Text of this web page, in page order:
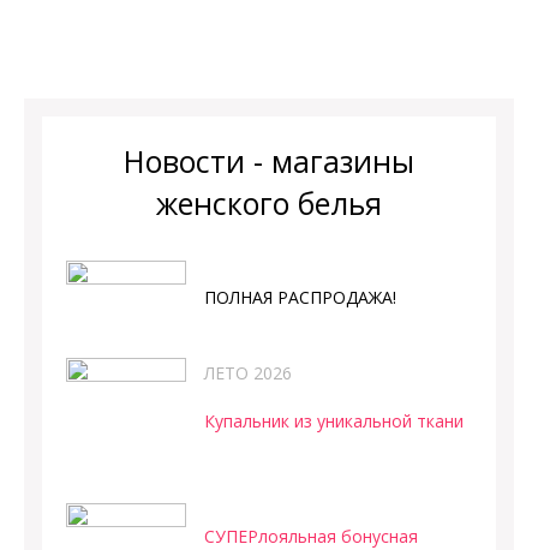
Новости - магазины
женского белья
ПОЛНАЯ РАСПРОДАЖА!
ЛЕТО 2026
Купальник из уникальной ткани
СУПЕРлояльная бонусная